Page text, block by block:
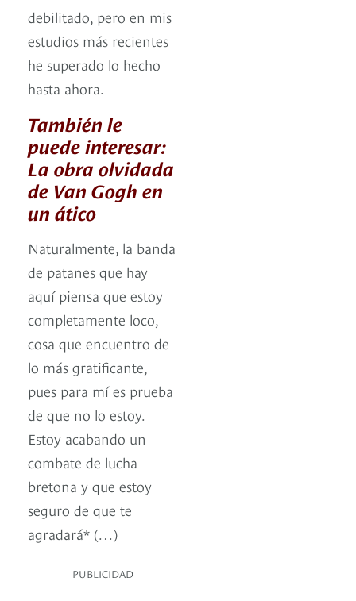
debilitado, pero en mis
estudios más recientes
he superado lo hecho
hasta ahora.
También le
puede interesar:
La obra olvidada
de Van Gogh en
un ático
Naturalmente, la banda
de patanes que hay
aquí piensa que estoy
completamente loco,
cosa que encuentro de
lo más gratificante,
pues para mí es prueba
de que no lo estoy.
Estoy acabando un
combate de lucha
bretona y que estoy
seguro de que te
agradará* (…)
PUBLICIDAD